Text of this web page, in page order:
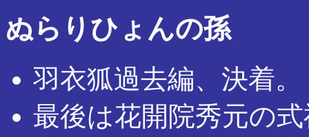
ぬらりひょんの孫
羽衣狐過去編、決着。
最後は花開院秀元の